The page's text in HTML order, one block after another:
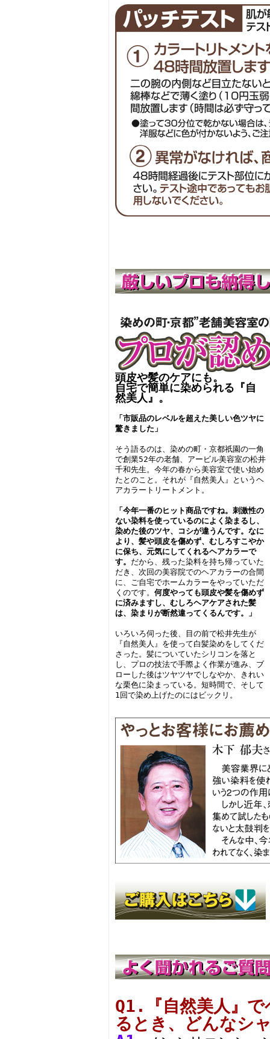
頭皮や髪のケアにも。
自宅で簡単に染められる『自
然美人』。
「市販品のレベルを超えた美しい色ツヤに
驚きました」
そう語るのは、染めの町・京都祇園の一角
で創業52年の老舗、アービル美容室の松井
千和先生。今年の春から美容室で使い始め
たとのこと。それが『自然美人』というヘ
アカラートリートメント。
「今年一番のヒット商品ですね。刺激性の
ない染料を使っているのによく染まるし、
染めた後のツヤ、コシが違うんです。なに
より、髪や頭皮を傷めず、むしろすこやか
に保ち、元気にしてくれるヘアカラーで
す。 だから、残った染料を持ち帰っていた
だき、次回の美容院でのヘアカラーの合間
に、ご自宅でホームカラーをやっていただ
くのです。 何度やっても頭皮や髪を傷めず
に済みますし、むしろヘアケアされた髪
は、染まりが断然違ってくるんです。」
いろいろ伺った後、目の前で松井先生が
『自然美人』を使って白髪染めをしてくだ
さった。髪についていたシリコンを落と
し、プロの技法で手際よく作業が進み、ブ
ローした後はツヤツヤでしなやか、きれい
な栗色に染まっている。短時間で、そして
1回で染め上げたのにはビックリ。
Q1.『自然美人』
るとき、どんなシ